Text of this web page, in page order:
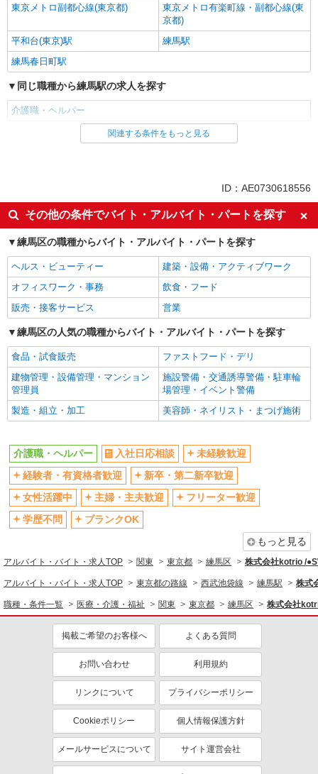
本給2.08ヶ月分/年支給 ◎残業時は別途時間外手当
支給（超過1分〜）
アルバイト パート
SOMPOケア 上石神井 定期巡回/2130da2
護福祉士】 時給1,444円 ◎週20時間以上勤務（社
保加入者）の場合は時給1,494円 【実務者研修・
初任者研修（ヘルパー1級・2級）】 時給1,364円
1,414円 ※居住支援特別手当は勤続5年目までの方
はさらに時給＋50円（再入社者は除く） ◎夜勤勤
東京都練馬区上石神井2丁目22-27 【そんぽの
家S 上石神井】建物内
詳細を見る
【介護福祉士】 月給：305,300円 年収例：410
万円〜 ※下記毎月平均的に支払われる手当を含み
ます。 ・職務手当 ・特別職務手当 ・特別地域手
当 ・（東京都）居住支援特別手当 ・働きがい向上
手当 ・特別夜勤手当 ・日祝手当（月平均2回分）
・夜勤手当（月平均5回分） ※居住支援特別手当
は勤続5年目までの方はさらに1万円支給（再入社
業時は別途時間外手当支給（超過1分〜）
東京都練馬区中村南3丁目23-11
キープ 詳細を見る
正社員
介護スタッフ
【介護福祉士】 月給：305,300円 年収例：410
万円〜 ※下記毎月平均的に支払われる手当を含み
ます。 ・職務手当 ・特別職務手当 ・特別地域手
当 ・（東京都）居住支援特別手当 ・働きがい向上
手当 ・特別夜勤手当 ・日祝手当（月平均2回分）
・夜勤手当（月平均5回分） ※居住支援特別手当
は除く） ◎賞与：基本給2.08ヶ月分/年支給 ◎残
業時は別途時間外手当支給（超過1分〜）
東京都練馬区南大泉2-1-28
キープ 詳細を見る
アルバイト パート
そんぽの家S 上石神井/2009bc2
登録ヘルパー
★（東京都）居住支援特別手当対象求人 【介
護福祉士】時給1,610円 ◎週20時間以上勤務（社
保加入者）の場合は時給1,660円 ＊夜間（18:00〜
19:00）：時給2,013円〜 ＊日曜祝日：時給1,910
級）】時給1,530円 ◎週20時間以上勤務（社保加
入者）の場合は時給1,580円 ＊夜間（18:00〜
19:00）：時給1,913円〜 ＊日曜祝日：時給1,830
円〜 ◎身体介助、生活援助が同時給 ◎キャンセル
手当：職務時給の60％支給 ※居住支援特別手当は
勤続5年目までの方はさらに時給＋50円（再入社者
は除く）
東京都練馬区上石神井2丁目22-27
キープ 詳細を見る
そんぽの家 練馬/5301aa1
介護スタッフ
【介護福祉士】月給：305,300円／年収例：
410万円〜 【実務者研修】月給：269,500円／年収
例：364万円〜 【初任者研修・無資格】月給：
259,800円／年収例：351万円〜 ※職務手当、（東
京都）居住支援特別手当、働きがい向上手当、働
きがい向上手当、日祝手当（月平均2回分）、夜勤
手当（月平均5回分）等、毎月平均的に支払われる
手当含む ※介護福祉士のみ、特別職務手当、特別
地域手当、特別夜勤手当も含む ※居住支援特別手
当は勤続5年目までの方はさらに1万円支給（再入
社は除く） ◎賞与：基本給2.08ヶ月分/年支給 ◎
東京都練馬区高松3丁目1番18号
キープ 詳細を見る
SOMPOケア ラヴィーレ鷺ノ宮/5008aa1
介護スタッフ
東京メトロ副都心線(東京都)
東京メトロ有楽町線・副都心線(東
京都)
平和台(東京)駅
練馬駅
練馬春日町駅
同じ職種から練馬駅の求人を探す
介護職・ヘルパー
同じ雇用形態から練馬駅の求人を探す
入社日応相談
未経験歓迎
経験者・有資格者歓迎
新卒・第二新卒歓迎
女性活躍中
主婦・主夫歓迎
フリーター歓迎
学歴不問
ブランクOK
ミドル（40代～）活躍中
エルダー（50代～）活躍中
シニア（60代～）活躍中
高収入・高額
ボーナス・賞与あり
昇給あり
完全週休2日制
フルタイム歓迎
禁煙・分煙
駅直結・駅チカ
車通勤OK
バイク通勤OK
自転車通勤OK
社会保険あり
産休・育休取得実績あり
退職金・財形貯蓄制度あり
各種手当（家族・役職・インセン
ティブなど）あり
制服貸与
研修制度あり
資格取得支援制度あり
医療・介護・福祉
介護職・ヘルパー
同じ特徴から求人を探す
未経験歓迎
ミドル（40代～）活躍中
ボーナス・賞与あり
車通勤OK
社会保険あり
産休・育休取得実績あり
関連する条件をもっと見る
ID：AE0730618556
その他の条件でバイト・アルバイト・パートを探す
練馬区の職種からバイト・アルバイト・パートを探す
ヘルス・ビューティー
建築・設備・アクティブワーク
オフィスワーク・事務
飲食・フード
販売・接客サービス
営業
練馬区の人気の職種からバイト・アルバイト・パートを探す
食品・試食販売
ファストフード・デリ
建物管理・設備管理・マンション
管理員
施設警備・交通誘導警備・駐車輪
場管理・イベント警備
製造・組立・加工
美容師・ネイリスト・まつげ施術
介護職・ヘルパー 入社日応相談
未経験歓迎
経験者・有資格者歓迎
新卒・第二新卒歓迎
女性活躍中
主婦・主夫歓迎
フリーター歓迎
学歴不問
ブランクOK
もっと見る
アルバイト・バイト・求人TOP 関東 東京都 練馬区 株式会社kotrio /
アルバイト・バイト・求人TOP 東京都の路線 西武池袋線 練馬駅 株式
職種・条件一覧 医療・介護・福祉 関東 東京都 練馬区 株式会社
掲載ご希望のお客様へ よくある質問
お問い合わせ 利用規約
リンクについて プライバシーポリシー
Cookieポリシー 個人情報保護方針
メールサービスについて サイト運営会社